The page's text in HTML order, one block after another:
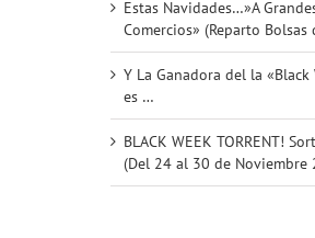
Estas Navidades…»A
Comercios» (Reparto Bolsas
Y La Ganadora del la
es …
BLACK WEEK TORRENT!
(Del 24 al 30 de Noviembre